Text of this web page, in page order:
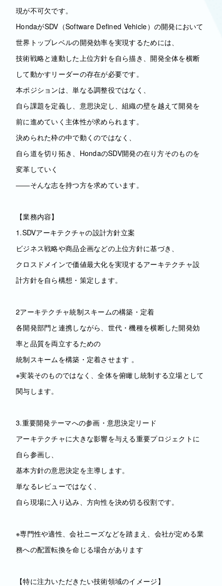
現が不可欠です。
HondaがSDV（Software Defined Vehicle）の開発において
世界トップレベルの開発効率を実現するためには、
技術戦略と連動した上位方針を自ら描き、開発全体を横断
して動かすリーダーの存在が必要です。
本ポジションは、単なる調整役ではなく、
自ら課題を定義し、意思決定し、組織の壁を越えて開発を
前に進めていく主体性が求められます。
決められた枠の中で動くのではなく、
自ら道を切り拓き、HondaのSDV開発の在り方そのものを
変革していく
――そんな志を持つ方を求めています。
【業務内容】
1.SDVアーキテクチャの設計方針立案
ビジネス戦略や商品企画などの上位方針に基づき、
クロスドメインで価値最大化を実現するアーキテクチャ設
計方針を自ら構想・策定します。
2アーキテクチャ統制スキームの構築・定着
各開発部門と連携しながら、世代・機種を横断した開発効
率と品質を両立するための
統制スキームを構築・定着させます 。
※実装そのものではなく、全体を俯瞰し統制する立場として
関与します。
3.重要開発テーマへの参画・意思決定リード
アーキテクチャに大きな影響を与える重要プロジェクトに
自ら参画し、
基本方針の意思決定を主導します。
単なるレビューではなく、
自ら現場に入り込み、方向性を決め切る役割です。
※専門性や適性、会社ニーズなどを踏まえ、会社が定める業
務への配置転換を命じる場合があります
【特に注力いただきたい技術領域のイメージ】